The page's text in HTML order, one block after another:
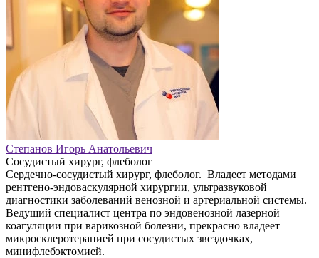
Степанов Игорь Анатольевич
Сосудистый хирург, флеболог
Сердечно-сосудистый хирург, флеболог. Владеет методами
рентгено-эндоваскулярной хирургии, ультразвуковой
диагностики заболеваний венозной и артериальной системы.
Ведущий специалист центра по эндовенозной лазерной
коагуляции при варикозной болезни, прекрасно владеет
микросклеротерапией при сосудистых звездочках,
минифлебэктомией.